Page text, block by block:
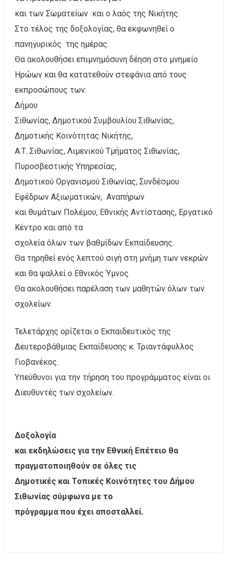
και των Σωματείων και ο λαός της Νικήτης.
Στο τέλος της δοξολογίας, θα εκφωνηθεί ο
πανηγυρικός της ημέρας.
Θα ακολουθήσει επιμνημόσυνη δέηση στο μνημείο
Ηρώων και θα κατατεθούν στεφάνια από τους
εκπροσώπους των:
Δήμου
Σιθωνίας, Δημοτικού Συμβουλίου Σιθωνίας,
Δημοτικής Κοινότητας Νικήτης,
Α.Τ. Σιθωνίας, Λιμενικού Τμήματος Σιθωνίας,
Πυροσβεστικής Υπηρεσίας,
Δημοτικού Οργανισμού Σιθωνίας, Συνδέσμου
Εφέδρων Αξιωματικών, Αναπήρων
και θυμάτων Πολέμου, Εθνικής Αντίστασης, Εργατικό
Κέντρο και από τα
σχολεία όλων των βαθμίδων Εκπαίδευσης.
Θα τηρηθεί ενός λεπτού σιγή στη μνήμη των νεκρών
και θα ψαλλεί ο Εθνικός Ύμνος.
Θα ακολουθήσει παρέλαση των μαθητών όλων των
σχολείων.
Τελετάρχης ορίζεται ο Εκπαιδευτικός της
Δευτεροβάθμιας Εκπαίδευσης κ. Τριαντάφυλλος
Γιοβανέκος.
Υπεύθυνοι για την τήρηση του προγράμματος είναι οι
Διευθυντές των σχολείων.
Δοξολογία
και εκδηλώσεις για την Εθνική Επέτειο θα
πραγματοποιηθούν σε όλες τις
Δημοτικές και Τοπικές Κοινότητες του Δήμου
Σιθωνίας σύμφωνα με το
πρόγραμμα που έχει αποσταλλεί.